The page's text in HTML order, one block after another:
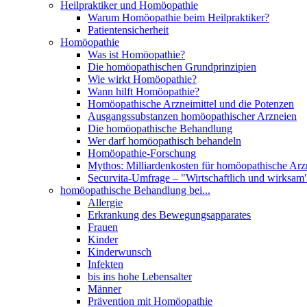
Heilpraktiker und Homöopathie
Warum Homöopathie beim Heilpraktiker?
Patientensicherheit
Homöopathie
Was ist Homöopathie?
Die homöopathischen Grundprinzipien
Wie wirkt Homöopathie?
Wann hilft Homöopathie?
Homöopathische Arzneimittel und die Potenzen
Ausgangssubstanzen homöopathischer Arzneien
Die homöopathische Behandlung
Wer darf homöopathisch behandeln
Homöopathie-Forschung
Mythos: Milliardenkosten für homöopathische
Securvita-Umfrage – "Wirtschaftlich und
homöopathische Behandlung bei...
Allergie
Erkrankung des Bewegungsapparates
Frauen
Kinder
Kinderwunsch
Infekten
bis ins hohe Lebensalter
Männer
Prävention mit Homöopathie